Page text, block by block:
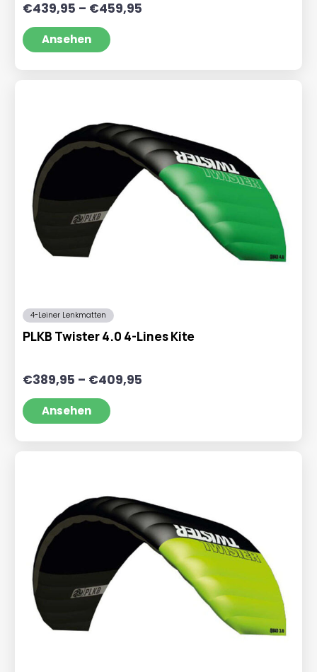
€439,95 – €459,95Preisspanne:
Ansehen
4-Leiner Lenkmatten
PLKB Twister 4.0 4-Lines Kite
€389,95 – €409,95Preisspanne:
Ansehen